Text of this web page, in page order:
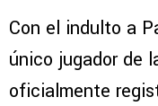
Con el indulto a
único jugador de
oficialmente